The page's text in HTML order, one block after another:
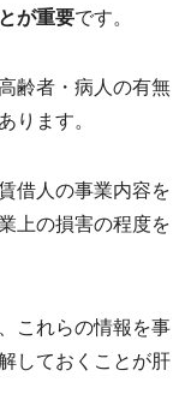
が重要です。
齢者・病人の有無
ります。
借人の事業内容を
上の損害の程度を
これらの情報を事
しておくことが肝